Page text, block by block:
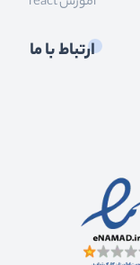
ارتباط با ما